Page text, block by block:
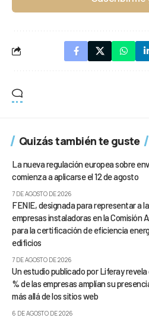
Quizás también te guste
La nueva regulación europea sobre
comienza a aplicarse el 12 de agosto
7 DE AGOSTO DE 2026
FENIE, designada para representar a
empresas instaladoras en la Comisión
para la certificación de eficiencia
edificios
7 DE AGOSTO DE 2026
Un estudio publicado por Liferay revela
% de las empresas amplían su
más allá de los sitios web
6 DE AGOSTO DE 2026